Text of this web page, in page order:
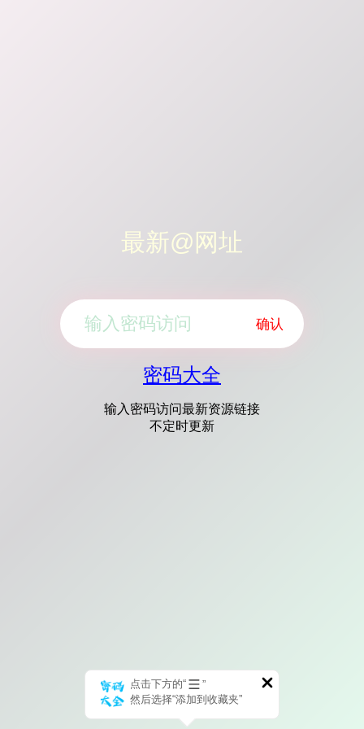
最新@网址
确认
密码大全
输入密码访问最新资源链接
不定时更新
点击下方的“
”
然后选择“添加到收藏夹”